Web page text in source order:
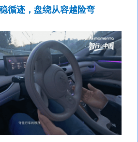
循迹，盘绕从容越险弯